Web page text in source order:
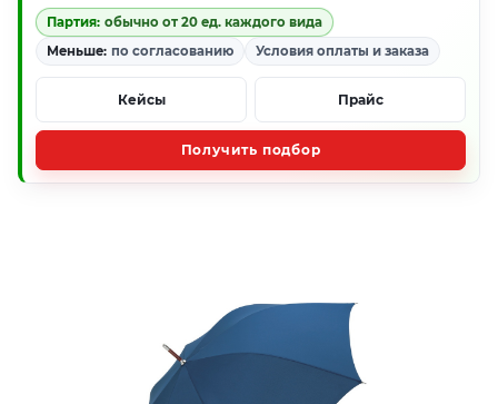
Партия: обычно от 20 ед. каждого вида
Меньше: по согласованию Условия оплаты и заказа
Кейсы Прайс
Получить подбор